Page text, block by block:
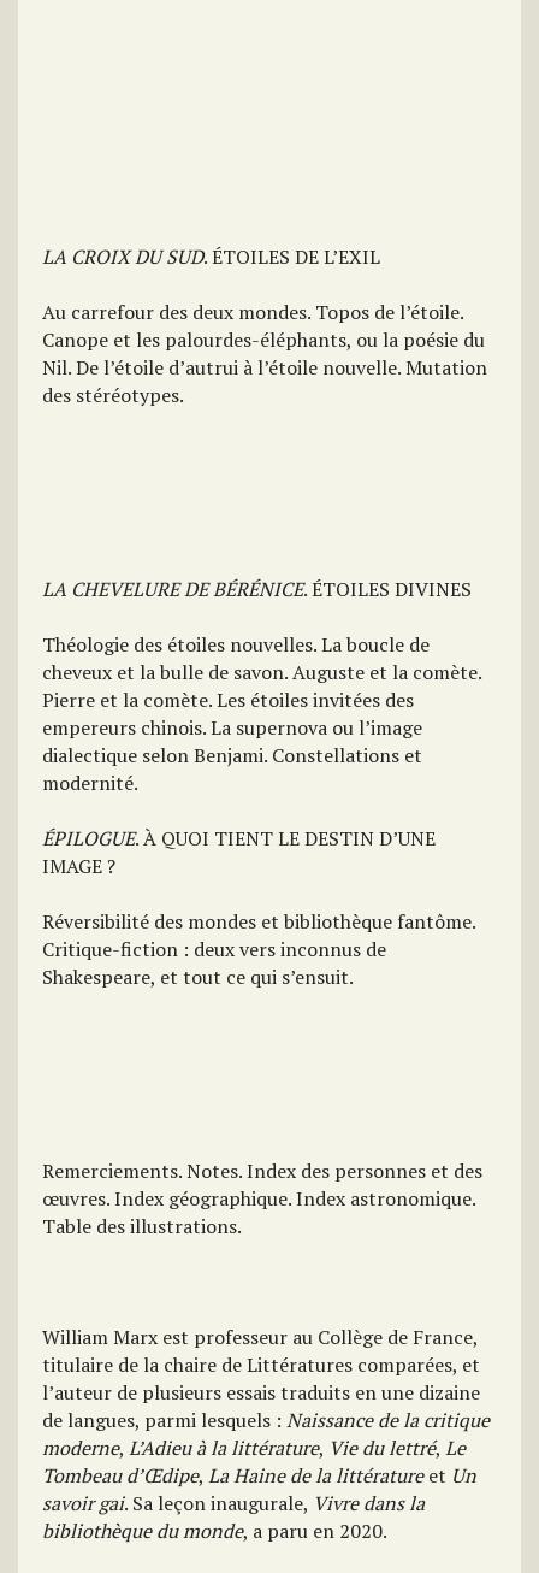
LA CROIX DU SUD. ÉTOILES DE L’EXIL
Au carrefour des deux mondes. Topos de l’étoile.
Canope et les palourdes-éléphants, ou la poésie du
Nil. De l’étoile d’autrui à l’étoile nouvelle. Mutation
des stéréotypes.
LA CHEVELURE DE BÉRÉNICE. ÉTOILES DIVINES
Théologie des étoiles nouvelles. La boucle de
cheveux et la bulle de savon. Auguste et la comète.
Pierre et la comète. Les étoiles invitées des
empereurs chinois. La supernova ou l’image
dialectique selon Benjami. Constellations et
modernité.
ÉPILOGUE. À QUOI TIENT LE DESTIN D’UNE
IMAGE ?
Réversibilité des mondes et bibliothèque fantôme.
Critique-fiction : deux vers inconnus de
Shakespeare, et tout ce qui s’ensuit.
Remerciements. Notes. Index des personnes et des
œuvres. Index géographique. Index astronomique.
Table des illustrations.
William Marx est professeur au Collège de France,
titulaire de la chaire de Littératures comparées, et
l’auteur de plusieurs essais traduits en une dizaine
de langues, parmi lesquels : Naissance de la critique
moderne, L’Adieu à la littérature, Vie du lettré, Le
Tombeau d’Œdipe, La Haine de la littératureet Un
savoir gai. Sa leçon inaugurale, Vivre dans la
bibliothèque du monde, a paru en 2020.